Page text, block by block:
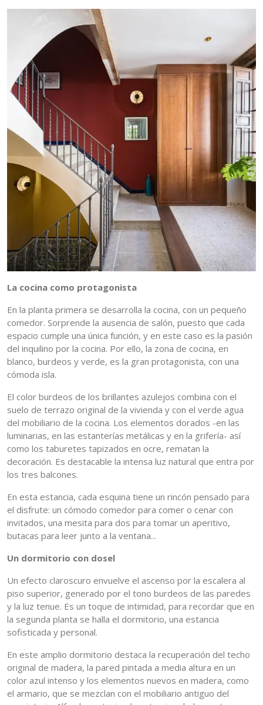
La cocina como protagonista
En la planta primera se desarrolla la cocina, con un pequeño
comedor. Sorprende la ausencia de salón, puesto que cada
espacio cumple una única función, y en este caso es la pasión
del inquilino por la cocina. Por ello, la zona de cocina, en
blanco, burdeos y verde, es la gran protagonista, con una
cómoda isla.
El color burdeos de los brillantes azulejos combina con el
suelo de terrazo original de la vivienda y con el verde agua
del mobiliario de la cocina. Los elementos dorados -en las
luminarias, en las estanterías metálicas y en la grifería- así
como los taburetes tapizados en ocre, rematan la
decoración. Es destacable la intensa luz natural que entra por
los tres balcones.
En esta estancia, cada esquina tiene un rincón pensado para
el disfrute: un cómodo comedor para comer o cenar con
invitados, una mesita para dos para tomar un aperitivo,
butacas para leer junto a la ventana...
Un dormitorio con dosel
Un efecto claroscuro envuelve el ascenso por la escalera al
piso superior, generado por el tono burdeos de las paredes
y la luz tenue. Es un toque de intimidad, para recordar que en
la segunda planta se halla el dormitorio, una estancia
sofisticada y personal.
En este amplio dormitorio destaca la recuperación del techo
original de madera, la pared pintada a media altura en un
color azul intenso y los elementos nuevos en madera, como
el armario, que se mezclan con el mobiliario antiguo del